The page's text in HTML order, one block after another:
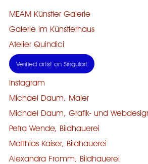
MEAM Künstler Galerie
Galerie im Künstlerhaus
Atelier Quindici
Verified artist on Singulart
Instagram
Michael Daum, Maler
Michael Daum, Grafik- und
Petra Wende, Bildhauerei
Matthias Kaiser, Bildhauerei
Alexandra Fromm, Bildhauerei